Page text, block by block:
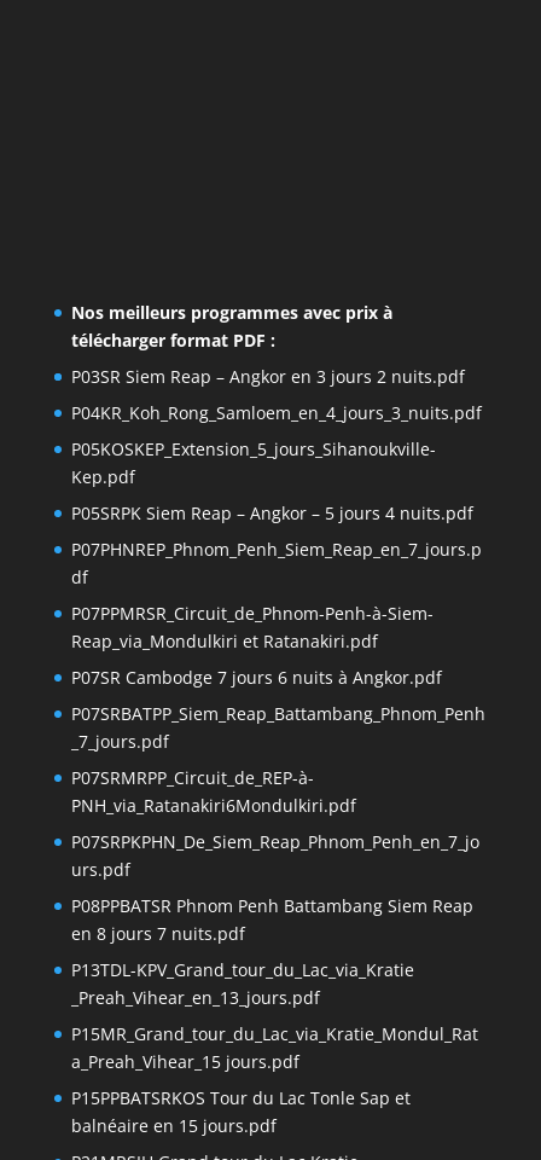
Nos meilleurs programmes avec prix à
télécharger format PDF :
P03SR Siem Reap – Angkor en 3 jours 2 nuits.pdf
P04KR_Koh_Rong_Samloem_en_4_jours_3_nuits.pdf
P05KOSKEP_Extension_5_jours_Sihanoukville-
Kep.pdf
P05SRPK Siem Reap – Angkor – 5 jours 4 nuits.pdf
P07PHNREP_Phnom_Penh_Siem_Reap_en_7_jours.p
df
P07PPMRSR_Circuit_de_Phnom-Penh-à-Siem-
Reap_via_Mondulkiri et Ratanakiri.pdf
P07SR Cambodge 7 jours 6 nuits à Angkor.pdf
P07SRBATPP_Siem_Reap_Battambang_Phnom_Penh
_7_jours.pdf
P07SRMRPP_Circuit_de_REP-à-
PNH_via_Ratanakiri6Mondulkiri.pdf
P07SRPKPHN_De_Siem_Reap_Phnom_Penh_en_7_jo
urs.pdf
P08PPBATSR Phnom Penh Battambang Siem Reap
en 8 jours 7 nuits.pdf
P13TDL-KPV_Grand_tour_du_Lac_via_Kratie
_Preah_Vihear_en_13_jours.pdf
P15MR_Grand_tour_du_Lac_via_Kratie_Mondul_Rat
a_Preah_Vihear_15 jours.pdf
P15PPBATSRKOS Tour du Lac Tonle Sap et
balnéaire en 15 jours.pdf